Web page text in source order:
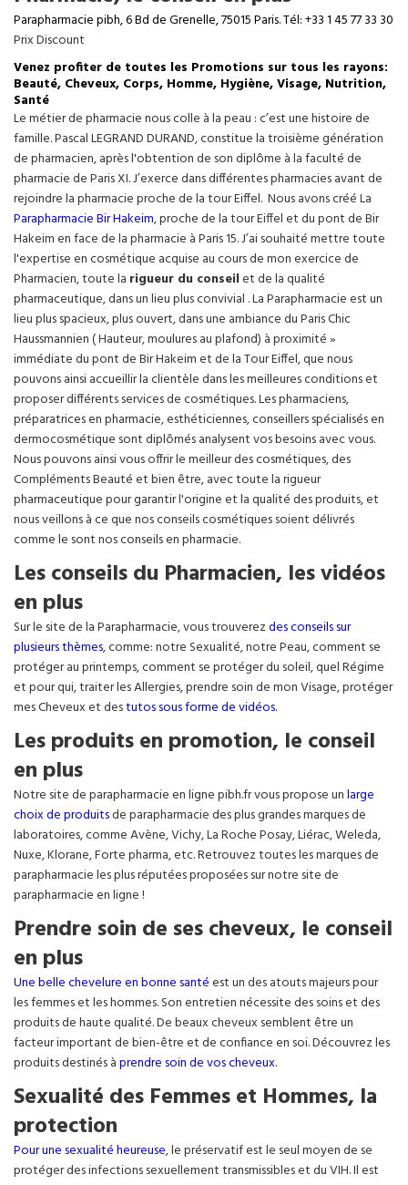
Parapharmacie pibh, 6 Bd de Grenelle, 75015 Paris. Tél: +33 1 45 77 33 30
Prix Discount
Venez profiter de toutes les Promotions sur tous les rayons:
Beauté, Cheveux, Corps, Homme, Hygiène, Visage, Nutrition,
Santé
Le métier de pharmacie nous colle à la peau : c’est une histoire de
famille. Pascal LEGRAND DURAND, constitue la troisième génération
de pharmacien, après l'obtention de son diplôme à la faculté de
pharmacie de Paris XI. J’exerce dans différentes pharmacies avant de
rejoindre la pharmacie proche de la tour Eiffel. Nous avons créé La
Parapharmacie Bir Hakeim, proche de la tourEiffelet du pont de Bir
Hakeim en face de la pharmacie à Paris 15. J’ai souhaité mettre toute
l'expertise en cosmétique acquise au cours de mon exercice de
Pharmacien, toute la rigueur du conseilet de la qualité
pharmaceutique, dans un lieu plus convivial . La Parapharmacie est un
lieu plus spacieux, plus ouvert, dans une ambiance du Paris Chic
Haussmannien ( Hauteur, moulures au plafond) à proximité »
immédiate du pont de Bir Hakeim et de la Tour Eiffel, que nous
pouvons ainsi accueillir la clientèle dans les meilleures conditions et
proposer différents services de cosmétiques. Les pharmaciens,
préparatrices en pharmacie, esthéticiennes, conseillers spécialisés en
dermocosmétique sont diplômés analysent vos besoins avec vous.
Nous pouvons ainsi vous offrir le meilleur des cosmétiques, des
Compléments Beauté et bien être, avec toute la rigueur
pharmaceutique pour garantir l'origine et la qualité des produits, et
nous veillons à ce que nos conseils cosmétiques soient délivrés
comme le sont nos conseils en pharmacie.
Les conseils du Pharmacien, les vidéos
en plus
Sur le site de la Parapharmacie, vous trouverezdes conseils sur
plusieurs thèmes, comme: notre Sexualité, notre Peau, comment se
protéger au printemps, comment se protéger du soleil, quel Régime
et pour qui, traiter les Allergies, prendre soin de mon Visage, protéger
mes Cheveux et destutos sous forme de vidéos.
Les produits en promotion, le conseil
en plus
Notre site de parapharmacie en ligne pibh.fr vous propose unlarge
choix de produitsde parapharmacie des plus grandes marques de
laboratoires, comme Avène, Vichy, La Roche Posay, Liérac, Weleda,
Nuxe, Klorane, Forte pharma, etc. Retrouvez toutes les marques de
parapharmacie les plus réputées proposées sur notre site de
parapharmacie en ligne !
Prendre soin de ses cheveux, le conseil
en plus
Une belle chevelure en bonne santéest un des atouts majeurs pour
les femmes et les hommes. Son entretien nécessite des soins et des
produits de haute qualité. De beaux cheveux semblent être un
facteur important de bien-être et de confiance en soi. Découvrez les
produits destinés àprendre soin de vos cheveux.
Sexualité des Femmes et Hommes, la
protection
Pour une sexualité heureuse, le préservatif est le seul moyen de se
protéger des infections sexuellement transmissibles et du VIH. Il est